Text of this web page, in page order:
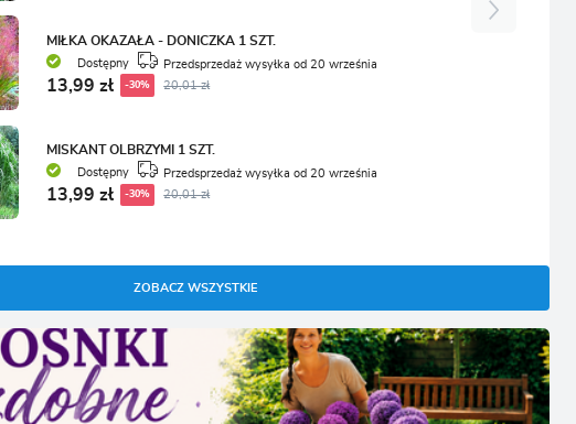
MIŁKA OKAZAŁA - DONICZKA 1 SZT.
Dostępny Przedsprzedaż wysyłka od 20 września
-30% 20,01 zł
13,99 zł
MISKANT OLBRZYMI 1 SZT.
Dostępny Przedsprzedaż wysyłka od 20 września
-30% 20,01 zł
13,99 zł
ZOBACZ WSZYSTKIE